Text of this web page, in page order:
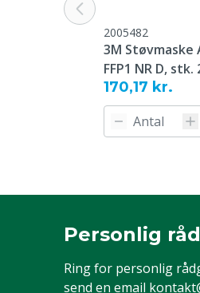
Engangs eller
Dyregruppe
Farve
2005482
3M Støvmaske
FFP1 NR D, stk.
170,17 kr.
Personlig
Ring for personlig
send en email